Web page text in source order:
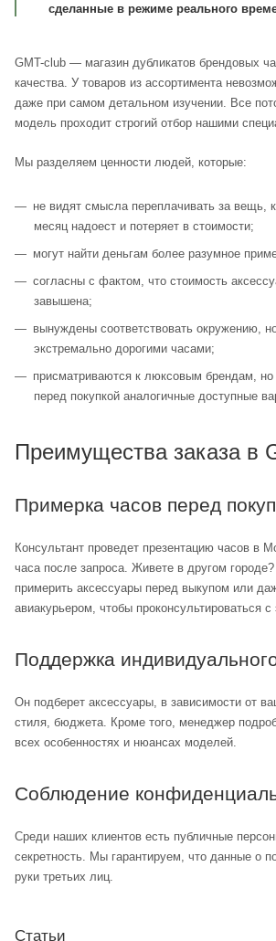
сделанные в режиме реального
GMT-club — магазин дубликатов брендовых
качества. У товаров из ассортимента
даже при самом детальном изучении. Все
модель проходит строгий отбор нашими
Мы разделяем ценности людей, которые:
не видят смысла переплачивать за вещь,
месяц надоест и потеряет в стоимости;
могут найти деньгам более разумное
согласны с фактом, что стоимость
завышена;
вынуждены соответствовать окружению,
экстремально дорогими часами;
присматриваются к люксовым брендам, но
перед покупкой аналогичные доступные
Преимущества заказа в
Примерка часов перед
Консультант проведет презентацию часов в
часа после запроса. Живете в другом
примерить аксессуары перед выкупом или
авиакурьером, чтобы проконсультироваться
Поддержка
Он подберет аксессуары, в зависимости от
стиля, бюджета. Кроме того, менеджер
всех особенностях и нюансах моделей.
Соблюдение
Среди наших клиентов есть публичные
секретность. Мы гарантируем, что данные о
руки третьих лиц.
Статьи